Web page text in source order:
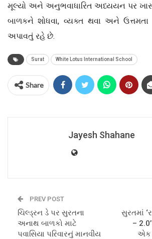
મૂલ્યો અને અનુભવાધારિત અધ્યયન પર
બાળકને શોધવા, વ્યક્ત થવા અને ઉત્તમતા
અપાવતું રહે છે.
Surat White Lotus International School
Share
Jayesh Shahane
PREV POST
ચિલ્ડ્રન ડે પર સુરતના
અનાથ બાળકો માટે
પવાસિયા પરિવારનું માનવીય
સુરતમાં
–
એક